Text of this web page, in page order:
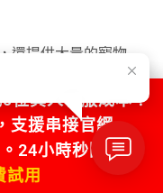
還提供大量的寵物
疾病預防文章。這
，並透過 SEO 獲得
社團和 LINE 官方帳
立起「專業營養顧
位真人客服成本！
支援串接官網、
24小時秒回不漏
試用